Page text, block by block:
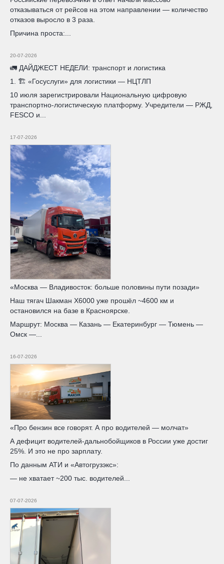
отказываться от рейсов на этом направлении — количество
отказов выросло в 3 раза.
Причина проста:...
20-07-2026
🚛 ДАЙДЖЕСТ НЕДЕЛИ: транспорт и логистика
1. 🏗️ «Госуслуги» для логистики — НЦТЛП
10 июля зарегистрировали Национальную цифровую
транспортно-логистическую платформу. Учредители — РЖД,
FESCO и...
17-07-2026
«Москва — Владивосток: больше половины пути позади»
Наш тягач Шакман X6000 уже прошёл ~4600 км и
остановился на базе в Красноярске.
Маршрут: Москва — Казань — Екатеринбург — Тюмень —
Омск —...
16-07-2026
«Про бензин все говорят. А про водителей — молчат»
А дефицит водителей-дальнобойщиков в России уже достиг
25%. И это не про зарплату.
По данным АТИ и «Автогрузэкс»:
— не хватает ~200 тыс. водителей...
07-07-2026